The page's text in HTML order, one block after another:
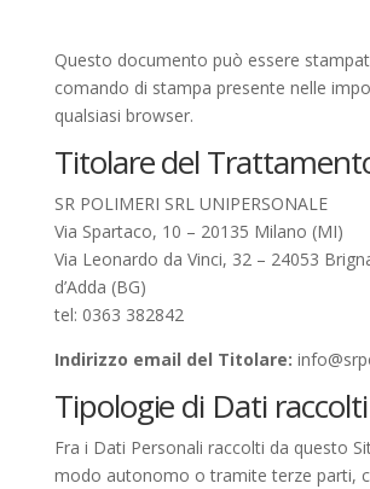
Questo documento può essere
comando di stampa presente nelle
qualsiasi browser.
Titolare del
SR POLIMERI SRL UNIPERSONALE
Via Spartaco, 10 – 20135 Milano (MI)
Via Leonardo da Vinci, 32 – 24053
d’Adda (BG)
tel: 0363 382842
Indirizzo email del Titolare:
Tipologie di Dati raccolti
Fra i Dati Personali raccolti da questo
modo autonomo o tramite terze parti,